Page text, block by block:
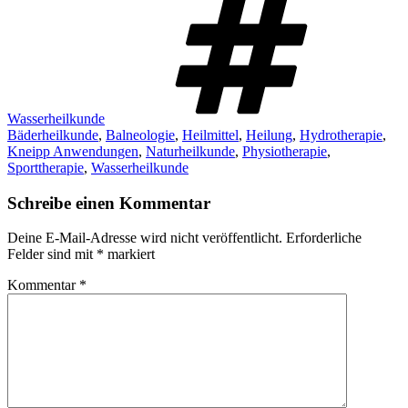
Wasserheilkunde
Bäderheilkunde, Balneologie, Heilmittel, Heilung, Hydrotherapie,
Kneipp Anwendungen, Naturheilkunde, Physiotherapie,
Sporttherapie, Wasserheilkunde
Schreibe einen Kommentar
Deine E-Mail-Adresse wird nicht veröffentlicht. Erforderliche
Felder sind mit * markiert
Kommentar *